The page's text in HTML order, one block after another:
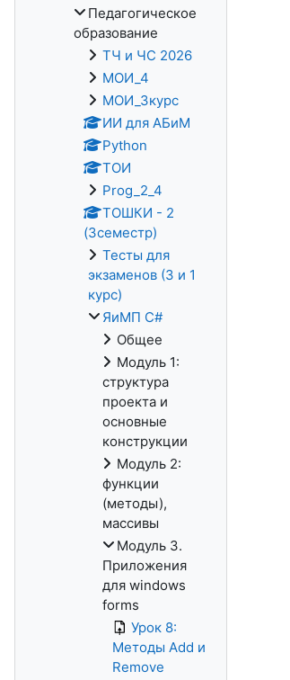
Педагогическое
образование
ТЧ и ЧС 2026
МОИ_4
МОИ_3курс
ИИ для АБиМ
Python
ТОИ
Prog_2_4
ТОШКИ - 2
(3семестр)
Тесты для
экзаменов (3 и 1
курс)
ЯиМП C#
Общее
Модуль 1:
структура
проекта и
основные
конструкции
Модуль 2:
функции
(методы),
массивы
Модуль 3.
Приложения
для windows
forms
Урок 8:
Методы Add и
Remove